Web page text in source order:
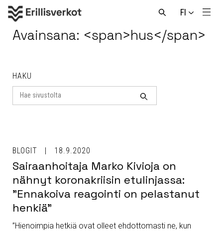
FI
Avaa
Avainsana: <span>hus</span>
HAKU
Search
for
Haku
BLOGIT 18.9.2020
Sairaanhoitaja Marko Kivioja on
nähnyt koronakriisin etulinjassa:
”Ennakoiva reagointi on pelastanut
henkiä”
”Hienoimpia hetkiä ovat olleet ehdottomasti ne, kun